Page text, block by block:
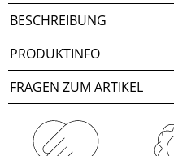
BESCHREIBUNG
PRODUKTINFO
FRAGEN ZUM ARTIKEL